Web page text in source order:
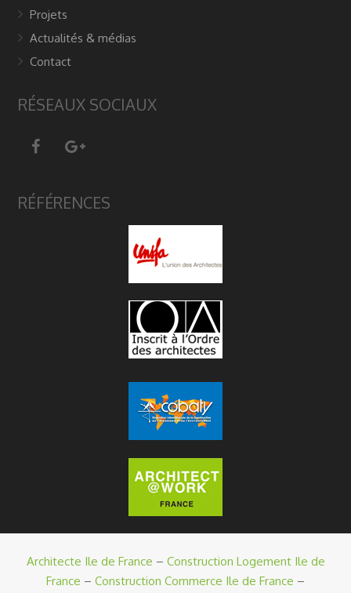
Projets
Actualités & médias
Contact
RÉSEAUX SOCIAUX
RÉFÉRENCES
Architecte Ile de France – Construction Logement Ile de
France – Construction Commerce Ile de France –